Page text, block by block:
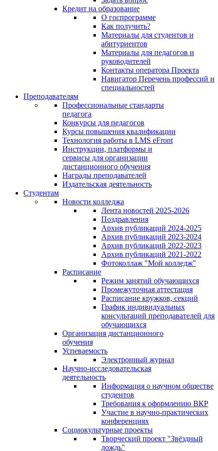
Кредит на образование
О госпрограмме
Как получить?
Материалы для студентов и
абитуриентов
Материалы для педагогов и
руководителей
Контакты оператора Проекта
Навигатор Перечень профессий и
специальностей
Преподавателям
Профессиональные стандарты
педагога
Конкурсы для педагогов
Курсы повышения квалификации
Технология работы в LMS eFront
Инструкции, платформы и
сервисы для организации
дистанционного обучения
Награды преподавателей
Издательская деятельность
Студентам
Новости колледжа
Лента новостей 2025-2026
Поздравления
Архив публикаций 2024-2025
Архив публикаций 2023-2024
Архив публикаций 2022-2023
Архив публикаций 2021-2022
Фотоколлаж "Мой колледж"
Расписание
Режим занятий обучающихся
Промежуточная аттестация
Расписание кружков, секций
График индивидуальных
консультаций преподавателей для
обучающихся
Организация дистанционного
обучения
Успеваемость
Электронный журнал
Научно-исследовательская
деятельность
Информация о научном обществе
студентов
Требования к оформлению ВКР
Участие в научно-практических
конференциях
Социокультурные проекты
Творческий проект "Звёздный
дождь"